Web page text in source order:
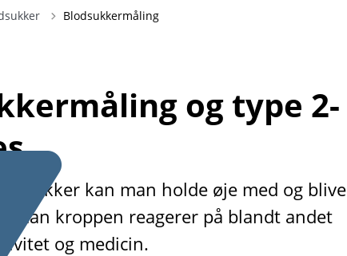
til Blodsukkermåling
og type 2-
kan man holde øje med og blive
kroppen reagerer på blandt andet
og medicin.